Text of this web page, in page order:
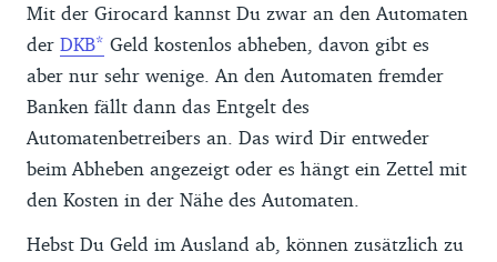
Mit der Girocard kannst Du zwar an den Automaten
der DKB
Geld kostenlos abheben, davon gibt es
aber nur sehr wenige. An den Automaten fremder
Banken fällt dann das Entgelt des
Automatenbetreibers an. Das wird Dir entweder
beim Abheben angezeigt oder es hängt ein Zettel mit
den Kosten in der Nähe des Automaten.
Hebst Du Geld im Ausland ab, können zusätzlich zu